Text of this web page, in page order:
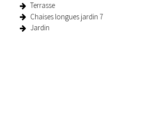
Terrasse
Chaises longues jardin 7
Jardin